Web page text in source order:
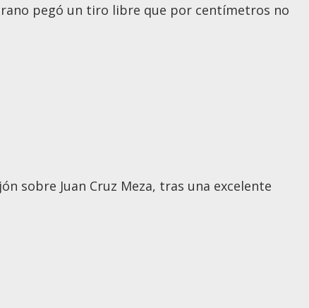
pegó un tiro libre que por centímetros no
sobre Juan Cruz Meza, tras una excelente